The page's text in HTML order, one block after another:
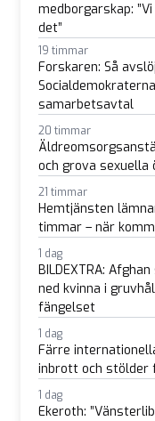
e-post
medborgarskap:
det”
19 timmar
Forskaren: Så
samarbetsavtal
20 timmar
och grova sexuella
21 timmar
Hemtjänsten
timmar – när
1 dag
BILDEXTRA:
ned kvinna i
fängelset
1 dag
Färre
inbrott och
1 dag
Ekeroth: